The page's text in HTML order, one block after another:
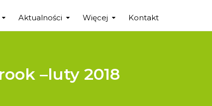
Aktualności Więcej Kontakt
–luty 2018